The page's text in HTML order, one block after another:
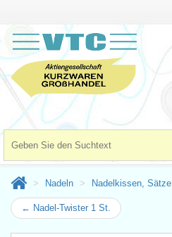
Nadeln Nadelkissen, Sätze
← Nadel-Twister 1 St.